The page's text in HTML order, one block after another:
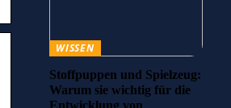
WISSEN
Stoffpuppen und Spielzeug:
Warum sie wichtig für die
Entwicklung von